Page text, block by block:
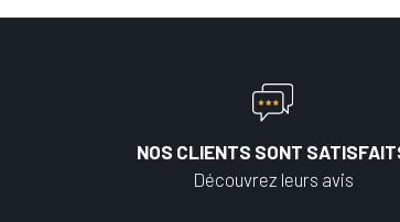
NOS CLIENTS SONT
Découvrez leurs avis